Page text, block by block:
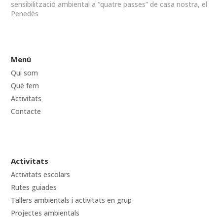
sensibilització ambiental a “quatre passes” de casa nostra, el
Penedès
Menú
Qui som
Què fem
Activitats
Contacte
Activitats
Activitats escolars
Rutes guiades
Tallers ambientals i activitats en grup
Projectes ambientals